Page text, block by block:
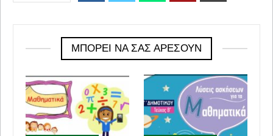
ΜΠΟΡΕΊ ΝΑ ΣΑΣ ΑΡΈΣΟΥΝ